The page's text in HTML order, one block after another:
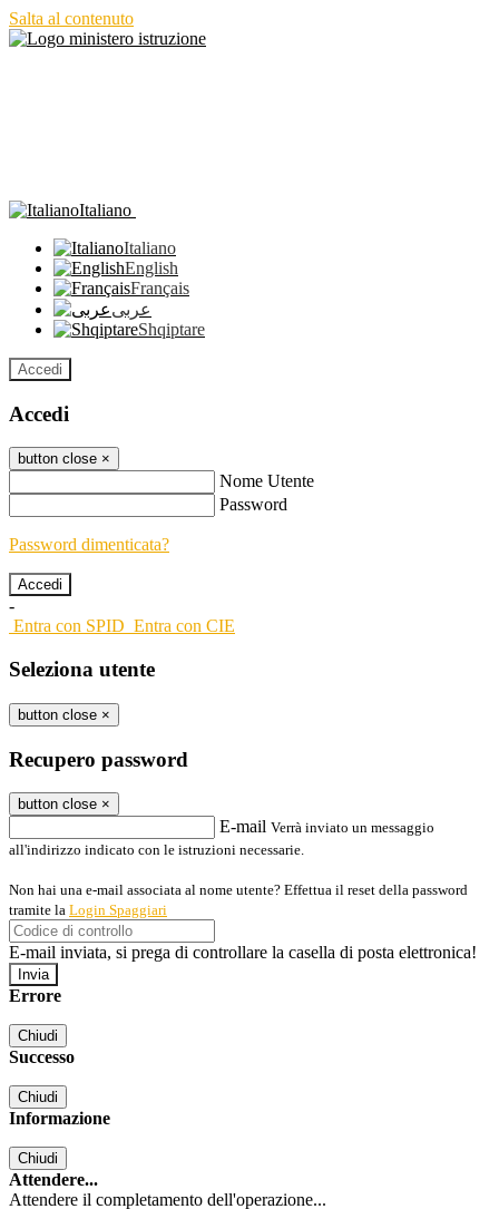
Salta al contenuto
Italiano
Italiano
English
Français
عربى
Shqiptare
Accedi
Accedi
button close ×
Nome Utente
Password
Password dimenticata?
-
Entra con SPID Entra con CIE
Seleziona utente
button close ×
Recupero password
button close ×
E-mail Verrà inviato un messaggio
all'indirizzo indicato con le istruzioni necessarie.
Non hai una e-mail associata al nome utente? Effettua il reset della password
tramite la Login Spaggiari
E-mail inviata, si prega di controllare la casella di posta elettronica!
Errore
Chiudi
Successo
Chiudi
Informazione
Chiudi
Attendere...
Attendere il completamento dell'operazione...